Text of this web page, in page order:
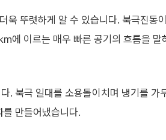
욱 뚜렷하게 알 수 있습니다. 북극진동
에 이르는 매우 빠른 공기의 흐름을 말
. 북극 일대를 소용돌이치며 냉기를 가
만들어냈습니다.